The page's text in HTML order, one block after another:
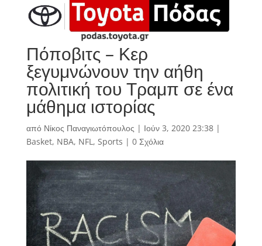
Πόποβιτς – Κερ
ξεγυμνώνουν την αήθη
πολιτική του Τραμπ σε ένα
μάθημα ιστορίας
από Νίκος Παναγιωτόπουλος | Ιούν 3, 2020 23:38|
Basket, NBA, NFL, Sports | 0 Σχόλια